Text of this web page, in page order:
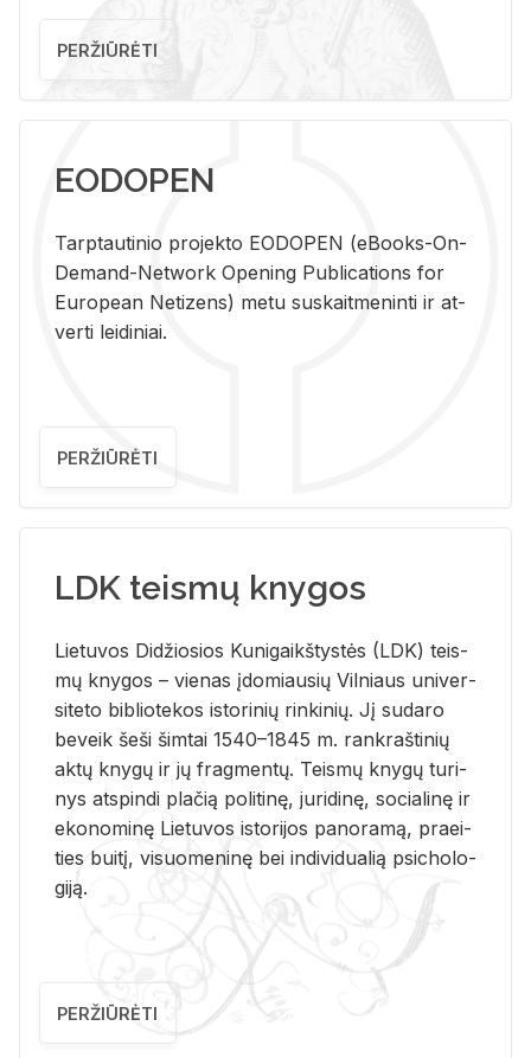
PERŽIŪRĖTI
EODOPEN
Tarp­tau­ti­nio pro­jek­to EO­DO­PEN (eBo­oks-On-
De­mand-Ne­twork Ope­ning Pub­li­ca­tions for
Eu­ro­pe­an Ne­ti­zens) metu su­skait­me­nin­ti ir at­
ver­ti lei­di­niai.
PERŽIŪRĖTI
LDK teismų knygos
Lie­tu­vos Di­džio­sios Ku­ni­gaikš­tys­tės (LDK) teis­
mų kny­gos – vie­nas įdo­miau­sių Vil­niaus uni­ver­
si­te­to bi­b­lio­te­kos is­to­ri­nių rin­ki­nių. Jį su­da­ro
be­veik šeši šim­tai 1540–1845 m. rank­raš­ti­nių
aktų kny­gų ir jų frag­men­tų. Teis­mų kny­gų tu­ri­
nys at­spin­di pla­čią po­li­ti­nę, ju­ri­di­nę, so­cia­li­nę ir
eko­no­mi­nę Lie­tu­vos is­to­ri­jos pa­no­ra­mą, pra­ei­
ties bui­tį, vi­suo­me­ni­nę bei in­di­vi­dua­lią psi­cho­lo­
gi­ją.
PERŽIŪRĖTI